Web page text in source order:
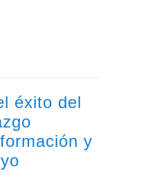
éxito del
y